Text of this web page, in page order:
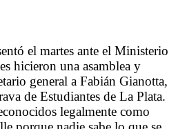
el martes ante el Ministerio
hicieron una asamblea y
general a Fabián Gianotta,
de Estudiantes de La Plata.
legalmente como